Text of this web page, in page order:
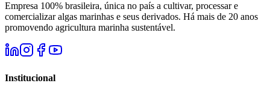
Empresa 100% brasileira, única no país a cultivar, processar e
comercializar algas marinhas e seus derivados. Há mais de 20 anos
promovendo agricultura marinha sustentável.
Institucional